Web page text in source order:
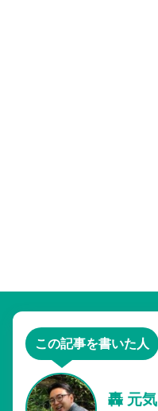
この記事を書いた人
轟 元気